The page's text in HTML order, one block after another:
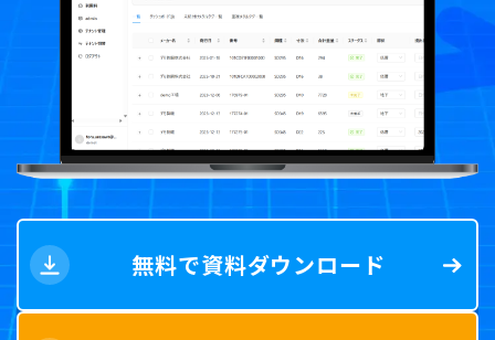
無料で資料ダウンロード